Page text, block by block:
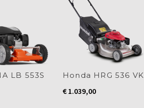
LB 553S
Honda HRG 536 VK
€ 1.039,00